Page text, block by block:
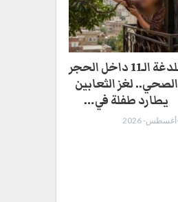
اللدغة الـ11 داخل الحجر
الصحي.. لغز الثعابين
يطارد طفلة في…